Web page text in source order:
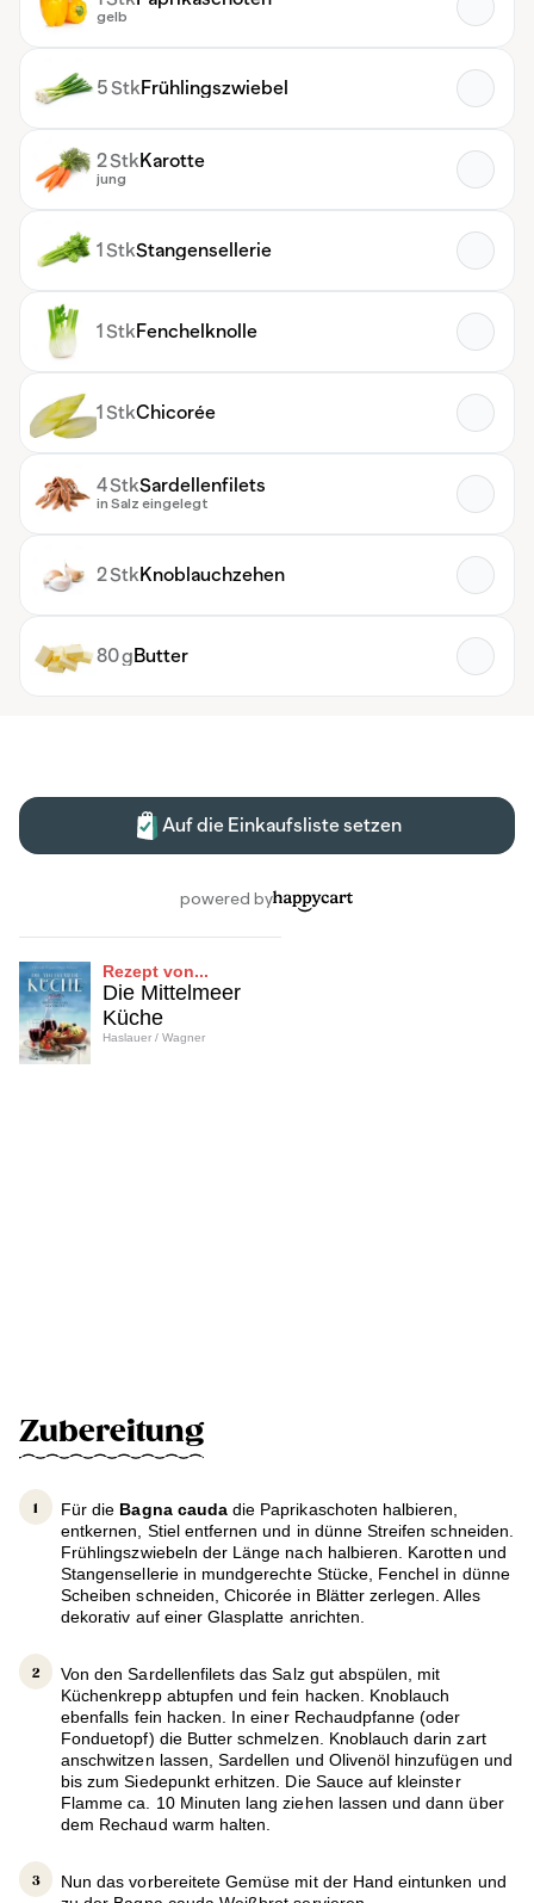
Rezept von...
Die Mittelmeer
Küche
Haslauer / Wagner
Zubereitung
Für die Bagna caudadie Paprikaschoten halbieren,
entkernen, Stiel entfernen und in dünne Streifen schneiden.
Frühlingszwiebeln der Länge nach halbieren. Karotten und
Stangensellerie in mundgerechte Stücke, Fenchel in dünne
Scheiben schneiden, Chicorée in Blätter zerlegen. Alles
dekorativ auf einer Glasplatte anrichten.
Von den Sardellenfilets das Salz gut abspülen, mit
Küchenkrepp abtupfen und fein hacken. Knoblauch
ebenfalls fein hacken. In einer Rechaudpfanne (oder
Fonduetopf) die Butter schmelzen. Knoblauch darin zart
anschwitzen lassen, Sardellen und Olivenöl hinzufügen und
bis zum Siedepunkt erhitzen. Die Sauce auf kleinster
Flamme ca. 10 Minuten lang ziehen lassen und dann über
dem Rechaud warm halten.
Nun das vorbereitete Gemüse mit der Hand eintunken und